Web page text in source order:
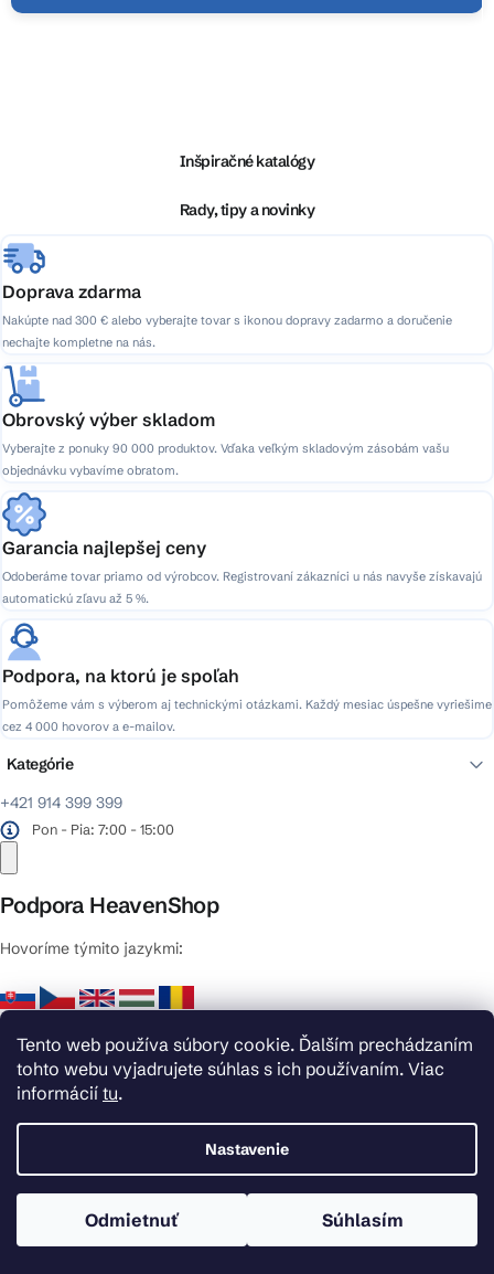
Tento web používa súbory cookie. Ďalším prechádzaním
tohto webu vyjadrujete súhlas s ich používaním. Viac
informácií tu.
Nastavenie
Odmietnuť Súhlasím
e
Inšpiračné katalógy
Rady, tipy a novinky
Doprava zdarma
Nakúpte nad 300 € alebo vyberajte tovar s ikonou dopravy zadarmo a doručenie
nechajte kompletne na nás.
Obrovský výber skladom
Vyberajte z ponuky 90 000 produktov. Vďaka veľkým skladovým zásobám vašu
objednávku vybavíme obratom.
Garancia najlepšej ceny
Odoberáme tovar priamo od výrobcov. Registrovaní zákazníci u nás navyše získavajú
automatickú zľavu až 5 %.
Podpora, na ktorú je spoľah
Pomôžeme vám s výberom aj technickými otázkami. Každý mesiac úspešne vyriešime
cez 4 000 hovorov a e-mailov.
+421 914 399 399
Pon - Pia: 7:00 - 15:00
Podpora HeavenShop
Hovoríme týmito jazykmi:
Sme dostupní:
Pon – Pia: 7:00 – 15:00
Kategórie